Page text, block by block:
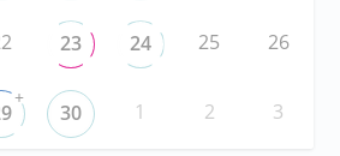
23 24 25 26
+
30 1 2 3